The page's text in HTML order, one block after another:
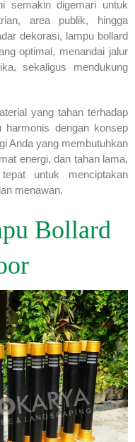
semakin digemari untuk
area publik, hingga
dekorasi, lampu bollard
optimal, menandai jalur
sekaligus mendukung
yang tahan terhadap
harmonis dengan konsep
Anda yang membutuhkan
energi, dan tahan lama,
untuk menciptakan
menawan.
Bollard